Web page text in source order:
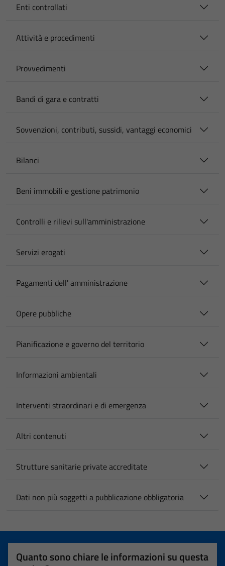
Enti controllati
Attività e procedimenti
Provvedimenti
Bandi di gara e contratti
Sovvenzioni, contributi, sussidi, vantaggi economici
Bilanci
Beni immobili e gestione patrimonio
Controlli e rilievi sull'amministrazione
Servizi erogati
Pagamenti dell' amministrazione
Opere pubbliche
Pianificazione e governo del territorio
Informazioni ambientali
Interventi straordinari e di emergenza
Altri contenuti
Strutture sanitarie private accreditate
Dati non più soggetti a pubblicazione obbligatoria
Quanto sono chiare le informazioni su questa